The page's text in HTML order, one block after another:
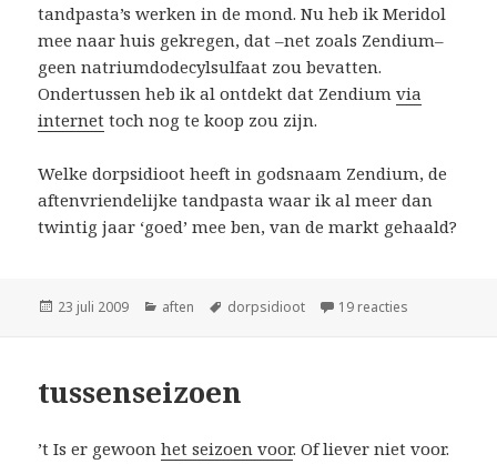
tandpasta’s werken in de mond. Nu heb ik Meridol
mee naar huis gekregen, dat –net zoals Zendium–
geen natriumdodecylsulfaat zou bevatten.
Ondertussen heb ik al ontdekt dat Zendiumvia
internet toch nog te koop zou zijn.
Welke dorpsidioot heeft in godsnaam Zendium, de
aftenvriendelijke tandpasta waar ik al meer dan
twintig jaar ‘goed’ mee ben, van de markt gehaald?
Geplaatst
23 juli 2009 Categorieën
aften Tags
dorpsidioot 19 reacties
tussenseizoen
’t Is er gewoonhet seizoen voor. Of liever niet voor.